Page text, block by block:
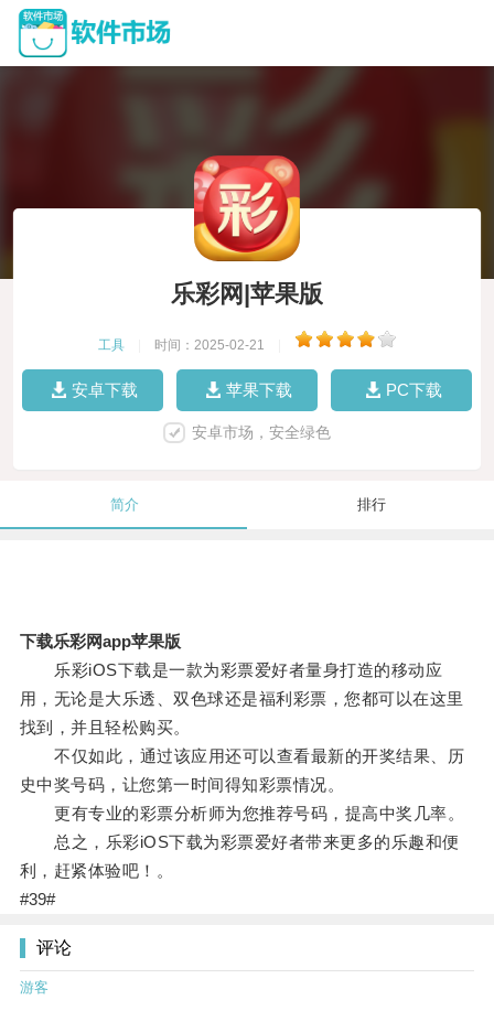
乐彩网|苹果版
工具 时间：2025-02-21
安卓下载 苹果下载 PC下载
安卓市场，安全绿色
简介 排行
下载乐彩网app苹果版
乐彩iOS下载是一款为彩票爱好者量身打造的移动应
用，无论是大乐透、双色球还是福利彩票，您都可以在这里
找到，并且轻松购买。
不仅如此，通过该应用还可以查看最新的开奖结果、历
史中奖号码，让您第一时间得知彩票情况。
更有专业的彩票分析师为您推荐号码，提高中奖几率。
总之，乐彩iOS下载为彩票爱好者带来更多的乐趣和便
利，赶紧体验吧！。
#39#
评论
游客